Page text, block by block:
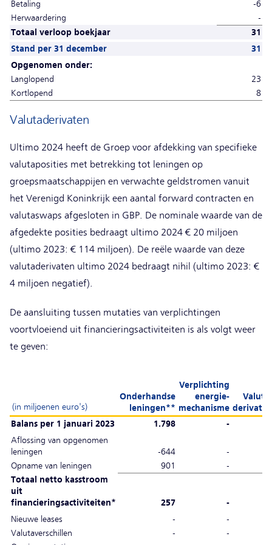
Betaling
-6
Herwaardering
-
Totaal verloop boekjaar
31
Stand per 31 december
31
Opgenomen onder:
Langlopend
23
Kortlopend
8
Valutaderivaten
Ultimo 2024 heeft de Groep voor afdekking van specifieke
valutaposities met betrekking tot leningen op
groepsmaatschappijen en verwachte geldstromen vanuit
het Verenigd Koninkrijk een aantal forward contracten en
valutaswaps afgesloten in GBP. De nominale waarde van de
afgedekte posities bedraagt ultimo 2024 € 20 miljoen
(ultimo 2023: € 114 miljoen). De reële waarde van deze
valutaderivaten ultimo 2024 bedraagt nihil (ultimo 2023: €
4 miljoen negatief).
De aansluiting tussen mutaties van verplichtingen
voortvloeiend uit financieringsactiviteiten is als volgt weer
te geven:
(in miljoenen euro's)
Onderhandse
leningen**
Verplichting
energie-
mechanisme
Valuta-
derivaten
Balans per 1 januari 2023
1.798 -
Aflossing van opgenomen
leningen
-644 -
Opname van leningen
901 -
Totaal netto kasstroom
uit
financieringsactiviteiten*
257 -
Nieuwe leases
- -
Valutaverschillen
- -